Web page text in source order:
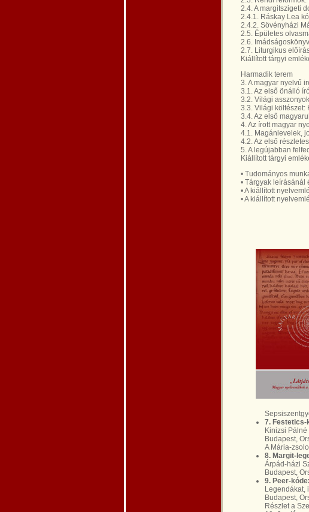
2.4. A margitszigeti
2.4.1. Ráskay Lea
2.4.2. Sövényházi
2.5. Épületes
2.6.
2.7. Liturgikus
Kiállított tárgyi
Harmadik terem
3. A magyar nyelvű
3.1. Az első önálló
3.2. Világi
3.3. Világi költészet:
3.4. Az első
4. Az írott magyar
4.1. Magánlevelek,
4.2. Az első
5. A legújabban
Kiállított tárgyi
• Tudományos
• Tárgyak
• A kiállított
• A kiállított
7. Festetics-
Kinizsi
Budapest,
A Mária-
8. Margit-
Árpád-házi
Budapest,
9. Peer-
Legendákat,
Budapest,
Részlet a